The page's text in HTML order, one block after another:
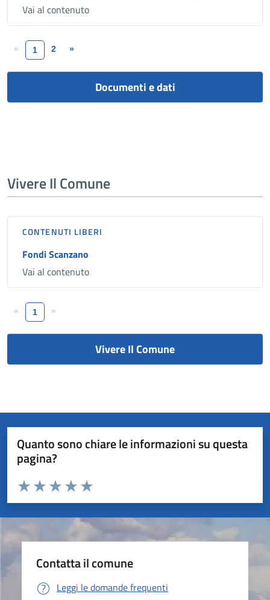
Vai al contenuto
« 1 2 »
Documenti e dati
Vivere Il Comune
CONTENUTI LIBERI
Fondi Scanzano
Vai al contenuto
« 1 »
Vivere Il Comune
Quanto sono chiare le informazioni su questa
pagina?
Valuta da 1 a 5 stelle la pagina
Valuta 5 stelle su 5
Valuta 4 stelle su 5
Valuta 3 stelle su 5
Valuta 2 stelle su 5
Valuta 1 stelle su 5
Contatta il comune
Leggi le domande frequenti